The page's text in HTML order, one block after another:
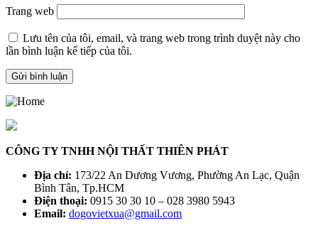
Trang web
Lưu tên của tôi, email, và trang web trong trình duyệt này cho
lần bình luận kế tiếp của tôi.
CÔNG TY TNHH NỘI THẤT THIÊN PHÁT
Địa chỉ: 173/22 An Dương Vương, Phường An Lạc, Quận
Bình Tân, Tp.HCM
Điện thoại: 0915 30 30 10 – 028 3980 5943
Email: dogovietxua@gmail.com